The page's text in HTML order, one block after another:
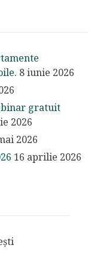
8 iunie 2026
gratuit
2026
2026
16 aprilie 2026